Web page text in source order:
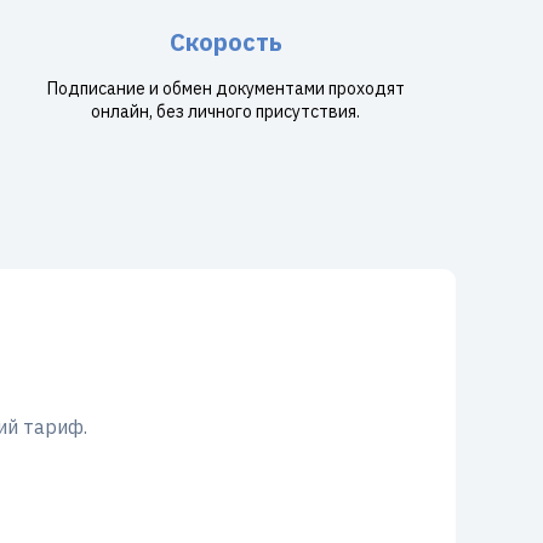
Скорость
Подписание и обмен документами проходят
онлайн, без личного присутствия.
тариф.